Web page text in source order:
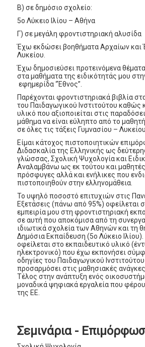
Β) σε δημόσιο σχολείο:
5ο Λύκειο Ιλίου – Αθήνα
Γ) σε μεγάλη φροντιστηριακή αλυσίδα
Έχω εκδώσει βοηθήματα Αρχαίων και
Λυκείου.
Έχω δημοσιεύσει προτεινόμενα
στα μαθήματα της ειδικότητάς μου
εφημερίδα “Έθνος”.
Παρέχονται φροντιστηριακά βιβλία
του Παιδαγωγικού Ινστιτούτου καθώς
υλικό που αξιοποιείται στις
μάθημα να είναι εύληπτο από το
σε όλες τις τάξεις Γυμνασίου – Λυκείου.
Είμαι κάτοχος πιστοποιητικών
Διδασκαλία της Ελληνικής ως
γλώσσας, Σχολική Ψυχολογία και
Αναλαμβάνω ως εκ τούτου και
πρόσφυγες αλλά και ενήλικες που
πιστοποιηθούν στην ελληνομάθεια.
Το υψηλό ποσοστό επιτυχιών στις
Εξετάσεις (πάνω από 95%) οφείλεται
εμπειρία μου στη φροντιστηριακή
σε αυτή που αποκόμισα από τη
ιδιωτικά σχολεία των Αθηνών και τη
Δημόσια Εκπαίδευση (5ο Λύκειο
οφείλεται στο εκπαιδευτικό υλικό
ηλεκτρονικό) που έχω εκπονήσει
οδηγίες του Παιδαγωγικού Ινστιτούτου
προσαρμόσει στις μαθησιακές
Τέλος στην ανάπτυξη ενός
μοναδικά ψηφιακά εργαλεία που
της ΕΕ.
Σεμινάρια -